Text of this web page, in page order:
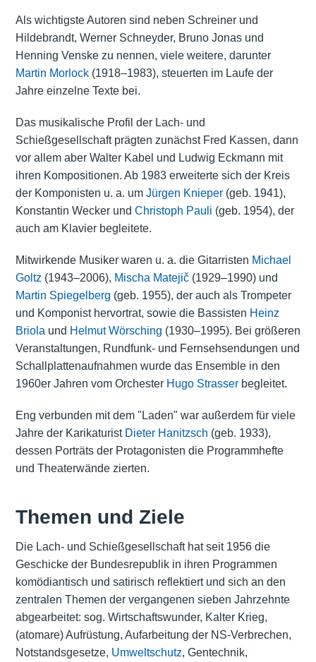
Als wichtigste Autoren sind neben Schreiner und
Hildebrandt, Werner Schneyder, Bruno Jonas und
Henning Venske zu nennen, viele weitere, darunter
Martin Morlock(1918–1983), steuerten im Laufe der
Jahre einzelne Texte bei.
Das musikalische Profil der Lach- und
Schießgesellschaft prägten zunächst Fred Kassen, dann
vor allem aber Walter Kabel und Ludwig Eckmann mit
ihren Kompositionen. Ab 1983 erweiterte sich der Kreis
der Komponisten u. a. um Jürgen Knieper(geb. 1941),
Konstantin Wecker und Christoph Pauli (geb. 1954), der
auch am Klavier begleitete.
Mitwirkende Musiker waren u. a. die Gitarristen Michael
Goltz (1943–2006), Mischa Matejič(1929–1990) und
Martin Spiegelberg (geb. 1955), der auch als Trompeter
und Komponist hervortrat, sowie die Bassisten Heinz
Briola und Helmut Wörsching (1930–1995). Bei größeren
Veranstaltungen, Rundfunk- und Fernsehsendungen und
Schallplattenaufnahmen wurde das Ensemble in den
1960er Jahren vom Orchester Hugo Strasserbegleitet.
Eng verbunden mit dem "Laden" war außerdem für viele
Jahre der Karikaturist Dieter Hanitzsch (geb. 1933),
dessen Porträts der Protagonisten die Programmhefte
und Theaterwände zierten.
Themen und Ziele
Die Lach- und Schießgesellschaft hat seit 1956 die
Geschicke der Bundesrepublik in ihren Programmen
komödiantisch und satirisch reflektiert und sich an den
zentralen Themen der vergangenen sieben Jahrzehnte
abgearbeitet: sog. Wirtschaftswunder, Kalter Krieg,
(atomare) Aufrüstung, Aufarbeitung der NS-Verbrechen,
Notstandsgesetze, Umweltschutz, Gentechnik,